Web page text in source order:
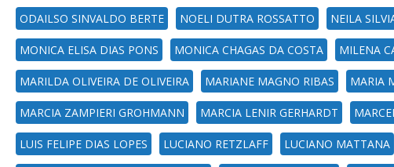
ODAILSO SINVALDO BERTE NOELI DUTRA ROSSATTO NEILA
MONICA ELISA DIAS PONS MONICA CHAGAS DA COSTA MILENA
MARILDA OLIVEIRA DE OLIVEIRA MARIANE MAGNO RIBAS MARIA
MARCIA ZAMPIERI GROHMANN MARCIA LENIR GERHARDT
LUIS FELIPE DIAS LOPES LUCIANO RETZLAFF LUCIANO MATTANA